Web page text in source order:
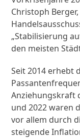
Christoph
„Stabilisierung
den meisten
Seit 2014 erhebt
Anziehungskraft
und 2022 waren
vor allem durch
steigende